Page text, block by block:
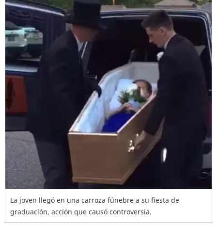
La joven llegó en una carroza fúnebre a su fiesta de
graduación, acción que causó controversia.